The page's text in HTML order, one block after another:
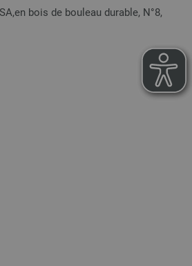
bois de bouleau durable, N°8,